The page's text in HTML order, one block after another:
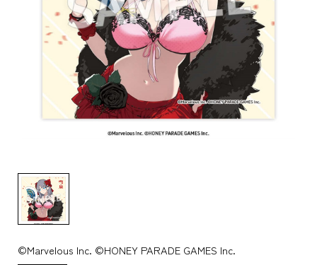
©Marvelous Inc. ©HONEY PARADE GAMES Inc.